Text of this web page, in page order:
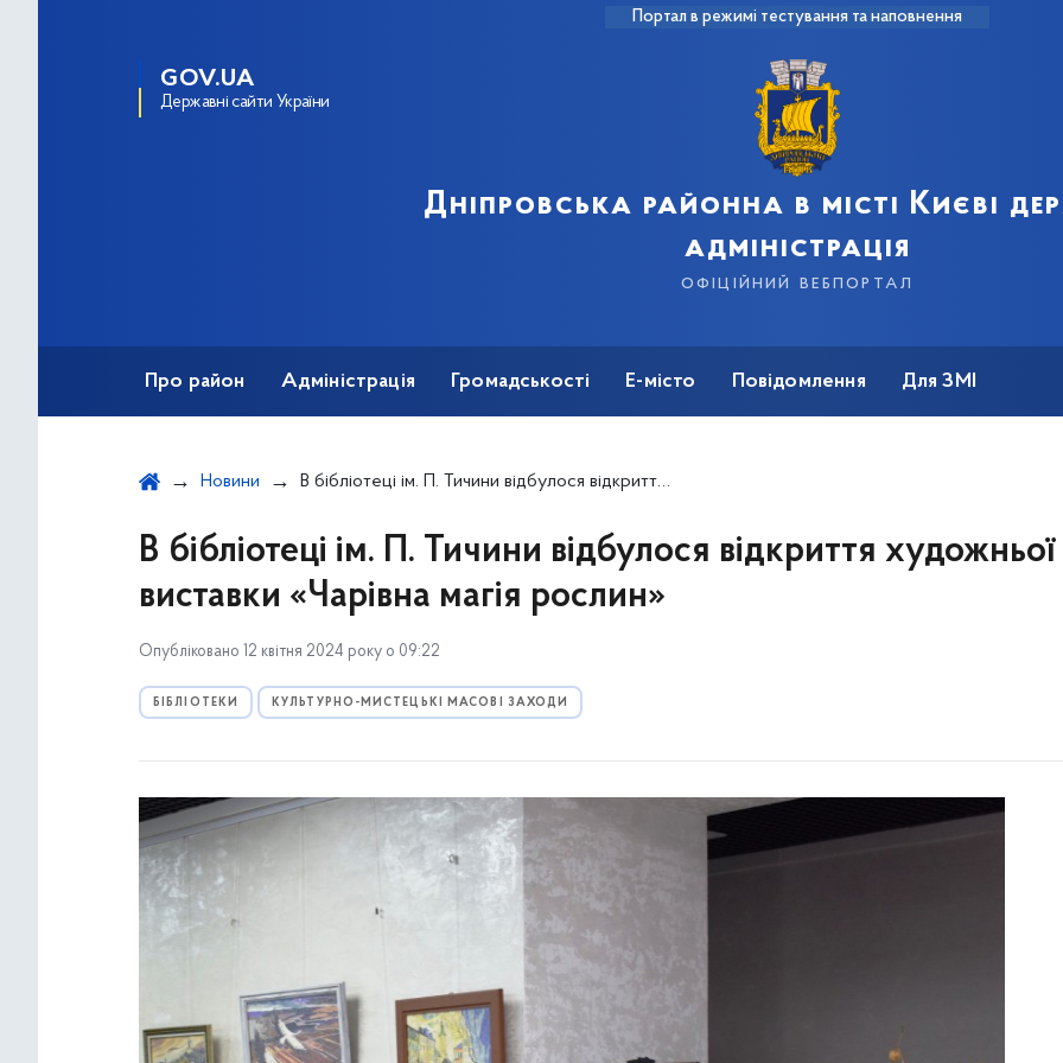
Портал в режимі тестування та наповнення
GOV.UA
Державні сайти України
Дніпровська районна в місті Києві
адміністрація
офіційний вебпортал
Про район Адміністрація Громадськості Е-місто Повідомлення Для ЗМІ
Новини В бібліотеці ім. П. Тичини відбулося відкриття художньої виставки «Чарівна магія рослин»
В бібліотеці ім. П. Тичини відбулося відкриття художньої
виставки «Чарівна магія рослин»
Опубліковано 12 квітня 2024 року о 09:22
БІБЛІОТЕКИ КУЛЬТУРНО-МИСТЕЦЬКІ МАСОВІ ЗАХОДИ